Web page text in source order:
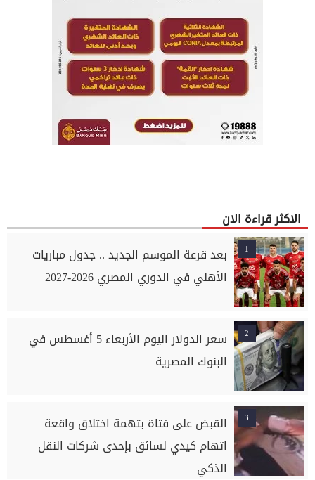
الاكثر قراءة الان
1
بعد قرعة الموسم الجديد .. جدول مباريات
الأهلي في الدوري المصري 2026-2027
2
سعر الدولار اليوم الأربعاء 5 أغسطس في
البنوك المصرية
3
القبض على فتاة بتهمة اختلاق واقعة
اتهام كيدي لسائق بإحدى شركات النقل
الذكي